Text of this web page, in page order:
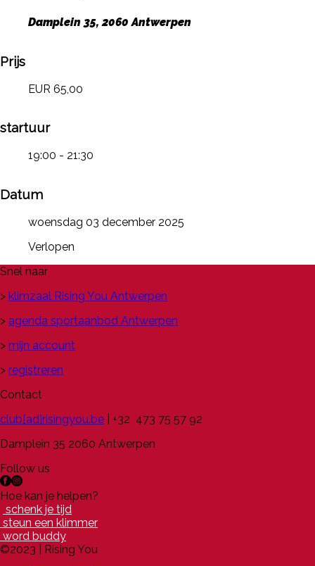
Datum
woensdag 03 december 2025
Verlopen
startuur
19:00 - 21:30
Prijs
EUR 65,00
Damplein 35, 2060 Antwerpen
Snel naar
> klimzaal Rising You Antwerpen
> agenda sportaanbod Antwerpen
> mijn account
> registreren
Contact
club[ad]risingyou.be | +32 473 75 57 92
Damplein 35 2060 Antwerpen
Follow us
Hoe kan je helpen?
schenk je tijd
steun een klimmer
word buddy
©2023 | Rising You